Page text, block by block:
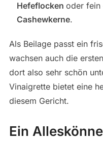
Hefeflocken oder fein
Cashewkerne.
Als Beilage passt ein
wachsen auch die
dort also sehr schön
Vinaigrette bietet eine
diesem Gericht.
Ein